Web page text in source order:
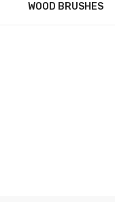
WOOD BRUSHES